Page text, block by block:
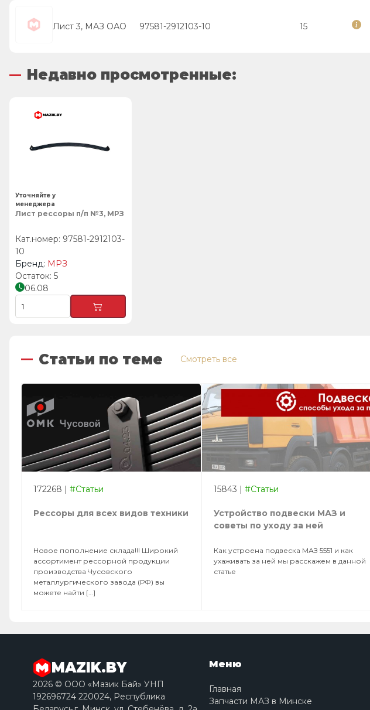
Лист 3, МАЗ ОАО 97581-2912103-10 15
Недавно просмотренные:
Лист рессоры п/п №3, МРЗ
97581-2912103-
10
МРЗ
5
06.08
Уточняйте у
менеджера
Статьи по теме Смотреть все
172268 | #Статьи
Рессоры для всех видов техники
Новое пополнение склада!!! Широкий
ассортимент рессорной продукции
производства Чусовского
металлургического завода (РФ) вы
можете найти […]
15843 | #Статьи
Устройство подвески МАЗ и
советы по уходу за ней
Как устроена подвеска МАЗ 5551 и как
ухаживать за ней мы расскажем в данной
статье
MAZIK.BY
2026 © ООО «Мазик Бай» УНП
192696724 220024, Республика
Меню
Главная
Запчасти МАЗ в Минске